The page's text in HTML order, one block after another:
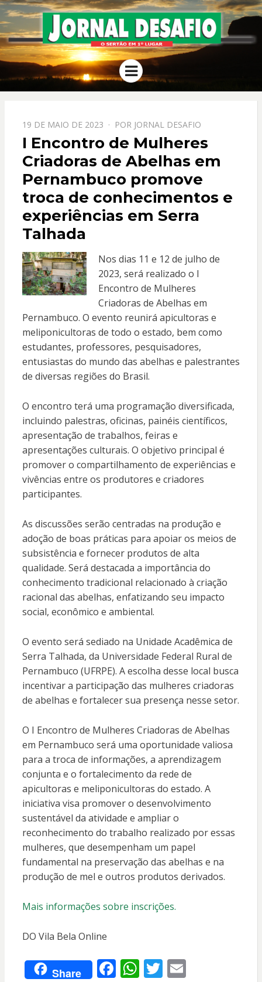
JORNAL
DESAFIO
O Sertão em 1º Lugar
Menu
PPOSTADO
EM
19 DE MAIO DE 2023 POR JORNAL DESAFIO
I Encontro de Mulheres
Criadoras de Abelhas em
Pernambuco promove
troca de conhecimentos e
experiências em Serra
Talhada
Nos dias 11 e 12 de julho de
2023, será realizado o I
Encontro de Mulheres
Criadoras de Abelhas em
Pernambuco. O evento reunirá apicultoras e
meliponicultoras de todo o estado, bem como
estudantes, professores, pesquisadores,
entusiastas do mundo das abelhas e palestrantes
de diversas regiões do Brasil.
O encontro terá uma programação diversificada,
incluindo palestras, oficinas, painéis científicos,
apresentação de trabalhos, feiras e
apresentações culturais. O objetivo principal é
promover o compartilhamento de experiências e
vivências entre os produtores e criadores
participantes.
As discussões serão centradas na produção e
adoção de boas práticas para apoiar os meios de
subsistência e fornecer produtos de alta
qualidade. Será destacada a importância do
conhecimento tradicional relacionado à criação
racional das abelhas, enfatizando seu impacto
social, econômico e ambiental.
O evento será sediado na Unidade Acadêmica de
Serra Talhada, da Universidade Federal Rural de
Pernambuco (UFRPE). A escolha desse local busca
incentivar a participação das mulheres criadoras
de abelhas e fortalecer sua presença nesse setor.
O I Encontro de Mulheres Criadoras de Abelhas
em Pernambuco será uma oportunidade valiosa
para a troca de informações, a aprendizagem
conjunta e o fortalecimento da rede de
apicultoras e meliponicultoras do estado. A
iniciativa visa promover o desenvolvimento
sustentável da atividade e ampliar o
reconhecimento do trabalho realizado por essas
mulheres, que desempenham um papel
fundamental na preservação das abelhas e na
produção de mel e outros produtos derivados.
Mais informações sobre inscrições.
DO Vila Bela Online
Share F W T E